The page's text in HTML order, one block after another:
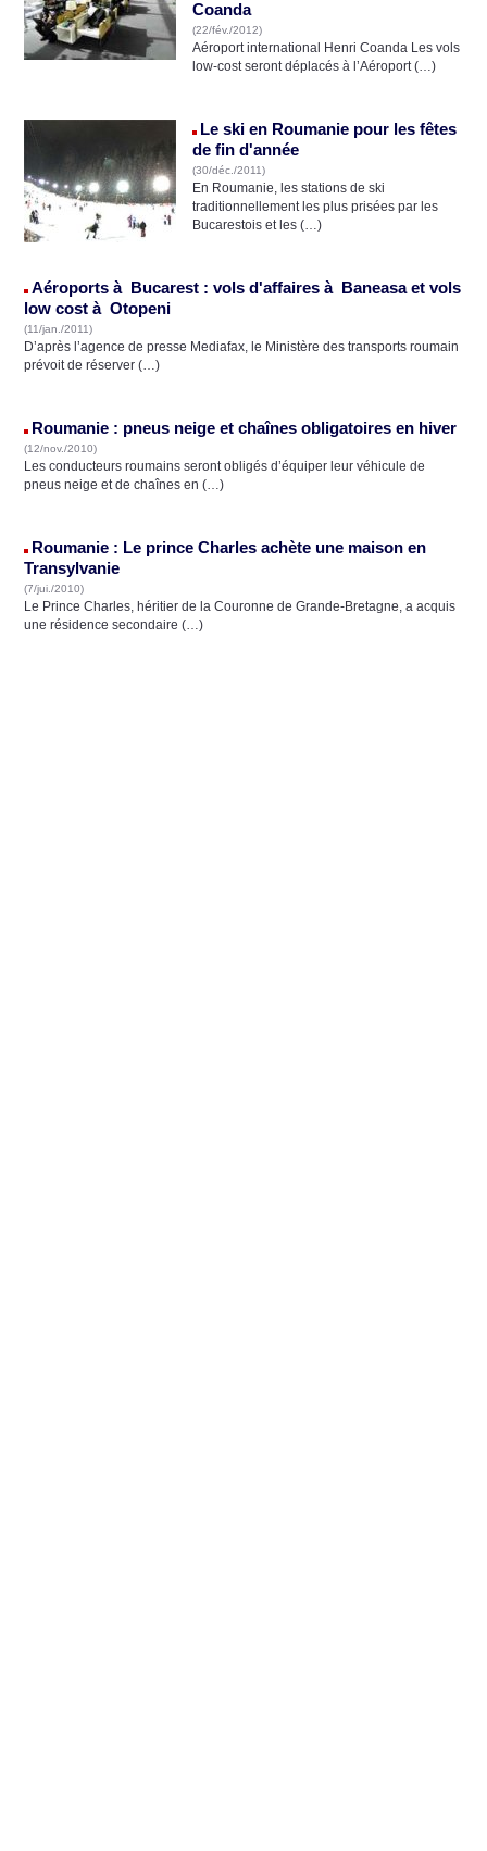
Coanda
(22/fév./2012)
Aéroport international Henri Coanda Les vols
low-cost seront déplacés à l’Aéroport (…)
Le ski en Roumanie pour les fêtes
de fin d'année
(30/déc./2011)
En Roumanie, les stations de ski
traditionnellement les plus prisées par les
Bucarestois et les (…)
Aéroports à Bucarest : vols d'affaires à Baneasa et vols
low cost à Otopeni
(11/jan./2011)
D’après l’agence de presse Mediafax, le Ministère des transports roumain
prévoit de réserver (…)
Roumanie : pneus neige et chaînes obligatoires en hiver
(12/nov./2010)
Les conducteurs roumains seront obligés d’équiper leur véhicule de
pneus neige et de chaînes en (…)
Roumanie : Le prince Charles achète une maison en
Transylvanie
(7/jui./2010)
Le Prince Charles, héritier de la Couronne de Grande-Bretagne, a acquis
une résidence secondaire (…)